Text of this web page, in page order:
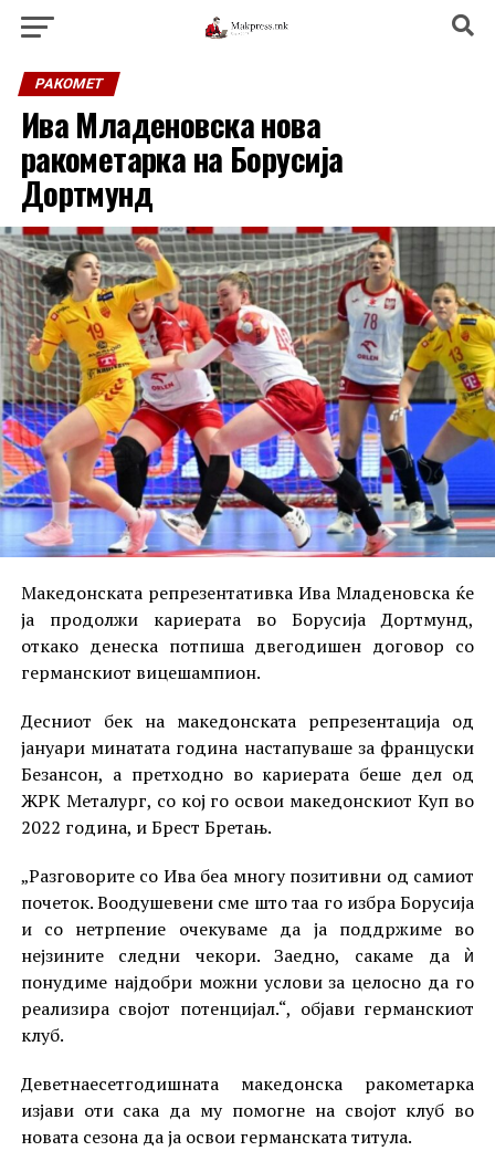
РАКОМЕТ
Ива Младеновска нова
ракометарка на Борусија
Дортмунд
Македонската репрезентативка Ива Младеновска ќе
ја продолжи кариерата во Борусија Дортмунд,
откако денеска потпиша двегодишен договор со
германскиот вицешампион.
Десниот бек на македонската репрезентација од
јануари минатата година настапуваше за француски
Безансон, а претходно во кариерата беше дел од
ЖРК Металург, со кој го освои македонскиот Куп во
2022 година, и Брест Бретањ.
„Разговорите со Ива беа многу позитивни од самиот
почеток. Воодушевени сме што таа го избра Борусија
и со нетрпение очекуваме да ја поддржиме во
нејзините следни чекори. Заедно, сакаме да ѝ
понудиме најдобри можни услови за целосно да го
реализира својот потенцијал.“, објави германскиот
клуб.
Деветнаесетгодишната македонска ракометарка
изјави оти сака да му помогне на својот клуб во
новата сезона да ја освои германската титула.